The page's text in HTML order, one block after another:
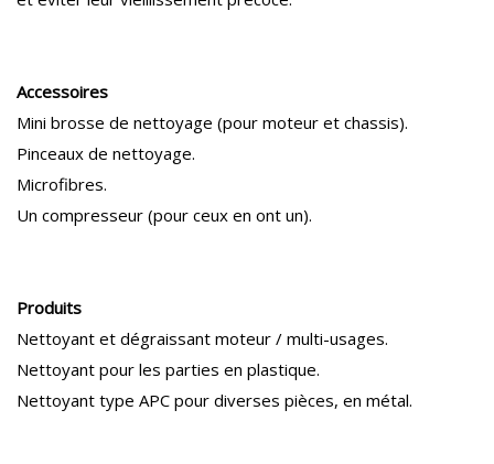
Accessoires
Mini brosse de nettoyage (pour moteur et chassis).
Pinceaux de nettoyage.
Microfibres.
Un compresseur (pour ceux en ont un).
Produits
Nettoyant et dégraissant moteur / multi-usages.
Nettoyant pour les parties en plastique.
Nettoyant type APC pour diverses pièces, en métal.